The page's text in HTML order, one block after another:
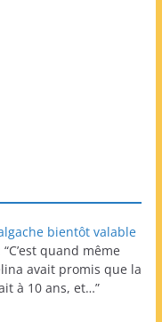
bientôt valable
“C’est quand même
avait promis que la
à 10 ans, et…”